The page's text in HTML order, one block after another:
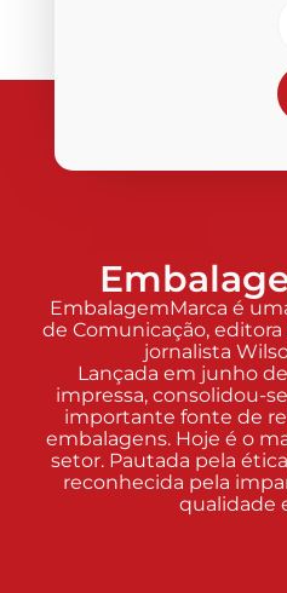
EmbalagemMarca é
de Comunicação,
jornalista
Lançada em junho
impressa, consolidou-
importante fonte de
embalagens. Hoje é o
setor. Pautada pela
reconhecida pela
qualidade